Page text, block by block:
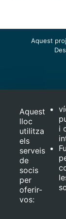
Aquest
Aquest
lloc
utilitza
els
serveis
de
socis
per
oferir-
vos:
i